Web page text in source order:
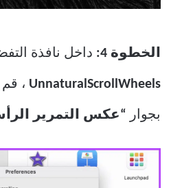
الخطوة 4: داخل نافذة
UnnaturalScrollWheels ، قم
بجوار “عكس التمرير